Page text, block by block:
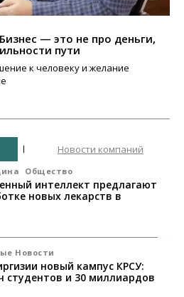
— это не про деньги,
пути
к человеку и желание
Новости компаний
Общество
интеллект предлагают
новых лекарств в
Новости
новый кампус КРСУ:
студентов и 30 миллиардов